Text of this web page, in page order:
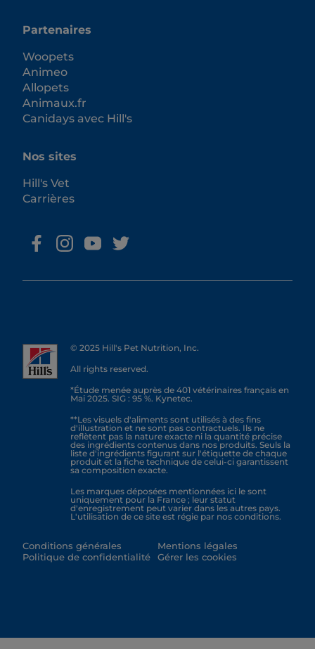
Partenaires
Woopets
Animeo
Allopets
Animaux.fr
Canidays avec Hill's
Nos sites
Hill's Vet
Carrières
© 2025 Hill's Pet Nutrition, Inc.
All rights reserved.
*Étude menée auprès de 401 vétérinaires français en
Mai 2025. SIG : 95 %. Kynetec.
**Les visuels d'aliments sont utilisés à des fins
d'illustration et ne sont pas contractuels. Ils ne
reflètent pas la nature exacte ni la quantité précise
des ingrédients contenus dans nos produits. Seuls la
liste d'ingrédients figurant sur l'étiquette de chaque
produit et la fiche technique de celui-ci garantissent
sa composition exacte.
Les marques déposées mentionnées ici le sont
uniquement pour la France ; leur statut
d'enregistrement peut varier dans les autres pays.
L'utilisation de ce site est régie par nos conditions.
Conditions générales
Politique de confidentialité
Mentions légales
Gérer les cookies